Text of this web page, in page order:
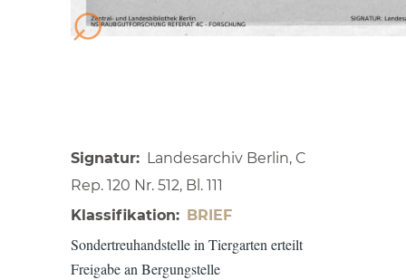
Signatur
Landesarchiv Berlin, C
Rep. 120 Nr. 512, Bl. 111
Klassifikation
BRIEF
Sondertreuhandstelle in Tiergarten erteilt
Freigabe an Bergungstelle